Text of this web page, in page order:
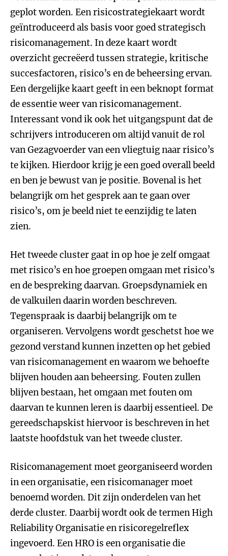
geplot worden. Een risicostrategiekaart wordt
geïntroduceerd als basis voor goed strategisch
risicomanagement. In deze kaart wordt
overzicht gecreëerd tussen strategie, kritische
succesfactoren, risico’s en de beheersing ervan.
Een dergelijke kaart geeft in een beknopt format
de essentie weer van risicomanagement.
Interessant vond ik ook het uitgangspunt dat de
schrijvers introduceren om altijd vanuit de rol
van Gezagvoerder van een vliegtuig naar risico’s
te kijken. Hierdoor krijg je een goed overall beeld
en ben je bewust van je positie. Bovenal is het
belangrijk om het gesprek aan te gaan over
risico’s, om je beeld niet te eenzijdig te laten
zien.
Het tweede cluster gaat in op hoe je zelf omgaat
met risico’s en hoe groepen omgaan met risico’s
en de bespreking daarvan. Groepsdynamiek en
de valkuilen daarin worden beschreven.
Tegenspraak is daarbij belangrijk om te
organiseren. Vervolgens wordt geschetst hoe we
gezond verstand kunnen inzetten op het gebied
van risicomanagement en waarom we behoefte
blijven houden aan beheersing. Fouten zullen
blijven bestaan, het omgaan met fouten om
daarvan te kunnen leren is daarbij essentieel. De
gereedschapskist hiervoor is beschreven in het
laatste hoofdstuk van het tweede cluster.
Risicomanagement moet georganiseerd worden
in een organisatie, een risicomanager moet
benoemd worden. Dit zijn onderdelen van het
derde cluster. Daarbij wordt ook de termen High
Reliability Organisatie en risicoregelreflex
ingevoerd. Een HRO is een organisatie die